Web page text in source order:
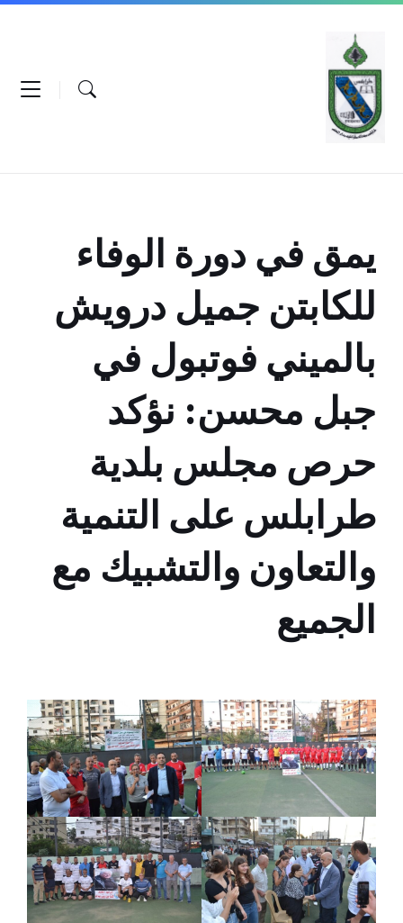
Skip
content
Skip
navigation
Skip
يمق في دورة الوفاء
للكابتن جميل درويش
بالميني فوتبول في
جبل محسن: نؤكد
حرص مجلس بلدية
طرابلس على التنمية
والتعاون والتشبيك مع
الجميع